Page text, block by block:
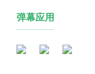
弹幕应用